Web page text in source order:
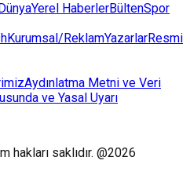
DünyaYerel HaberlerBültenSpor
Kurumsal/ReklamYazarlarResmi
Aydınlatma Metni ve Veri
ve Yasal Uyarı
hakları saklıdır. @2026